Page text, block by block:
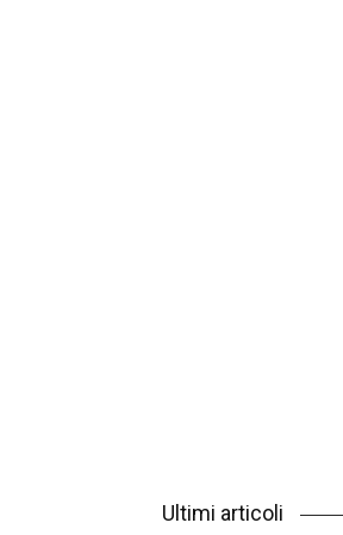
Ultimi articoli